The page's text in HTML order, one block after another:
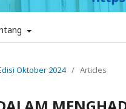
Oktober 2024 / Articles